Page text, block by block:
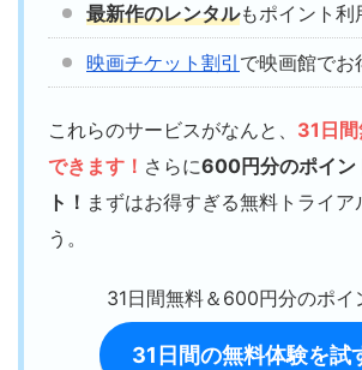
最新作のレンタルもポイント利
映画チケット割引 で映画館でお
これらのサービスがなんと、 31日
できます！ さらに600円分のポイン
ト！ まずはお得すぎる無料トライア
う。
31日間無料＆600円分のポイ
31日間の無料体験を試